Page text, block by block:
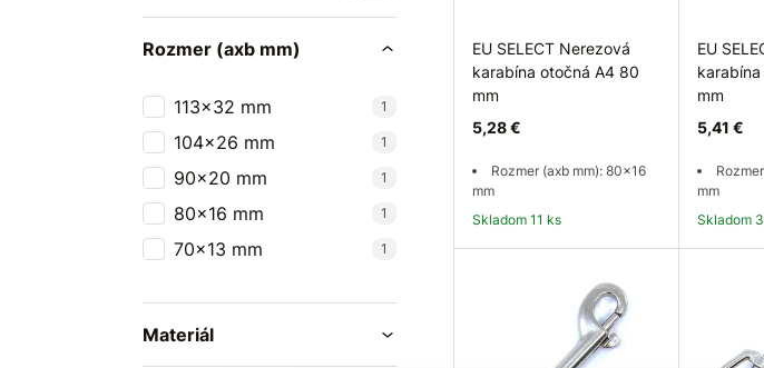
Rozmer (axb mm)
113x32 mm 1
104x26 mm 1
90x20 mm 1
80x16 mm 1
70x13 mm 1
Materiál
EU SELECT Nerezová
karabína otočná A4 80
mm
5,28 €
Rozmer (axb mm): 80x16
mm
Skladom 11 ks
EU
mm
5,41 €
mm
Skladom